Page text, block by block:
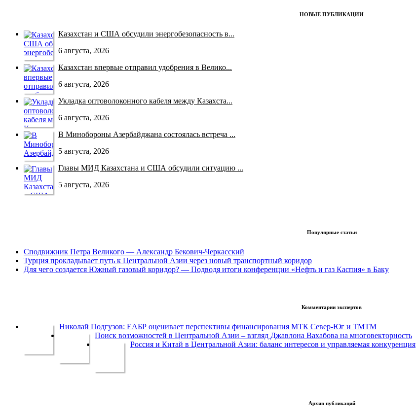
НОВЫЕ ПУБЛИКАЦИИ
Казахстан и США обсудили энергобезопасность в...
6 августа, 2026
Казахстан впервые отправил удобрения в Велико...
6 августа, 2026
Укладка оптоволоконного кабеля между Казахста...
6 августа, 2026
В Минобороны Азербайджана состоялась встреча ...
5 августа, 2026
Главы МИД Казахстана и США обсудили ситуацию ...
5 августа, 2026
Популярные статьи
Сподвижник Петра Великого — Александр Бекович-Черкасский
Турция прокладывает путь к Центральной Азии через новый транспортный коридор
Для чего создается Южный газовый коридор? — Подводя итоги конференции «Нефть и газ Каспия» в Баку
Комментарии экспертов
Николай Подгузов: ЕАБР оценивает перспективы финансирования МТК Север-Юг и ТМТМ
Поиск возможностей в Центральной Азии – взгляд Джавлона Вахабова на многовекторность
Россия и Китай в Центральной Азии: баланс интересов и управляемая конкуренция
Архив публикаций